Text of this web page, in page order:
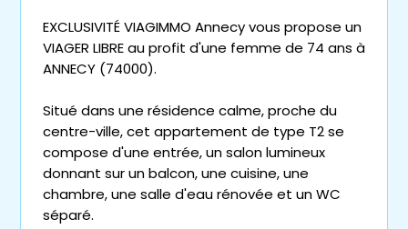
EXCLUSIVITÉ VIAGIMMO Annecy vous propose un
VIAGER LIBRE au profit d'une femme de 74 ans à
ANNECY (74000).
Situé dans une résidence calme, proche du
centre-ville, cet appartement de type T2 se
compose d'une entrée, un salon lumineux
donnant sur un balcon, une cuisine, une
chambre, une salle d'eau rénovée et un WC
séparé.